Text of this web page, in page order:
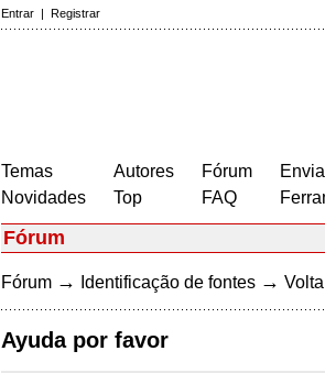
Entrar | Registrar
Temas
Novidades
Autores
Top
Fórum
FAQ
Fórum
Fórum → Identificação de fontes →
Ayuda por favor